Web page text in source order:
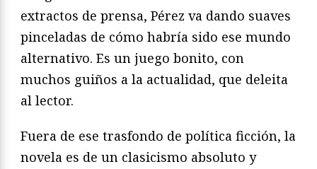
extractos de prensa, Pérez va dando suaves
pinceladas de cómo habría sido ese mundo
alternativo. Es un juego bonito, con
muchos guiños a la actualidad, que deleita
al lector.
Fuera de ese trasfondo de política ficción, la
novela es de un clasicismo absoluto y